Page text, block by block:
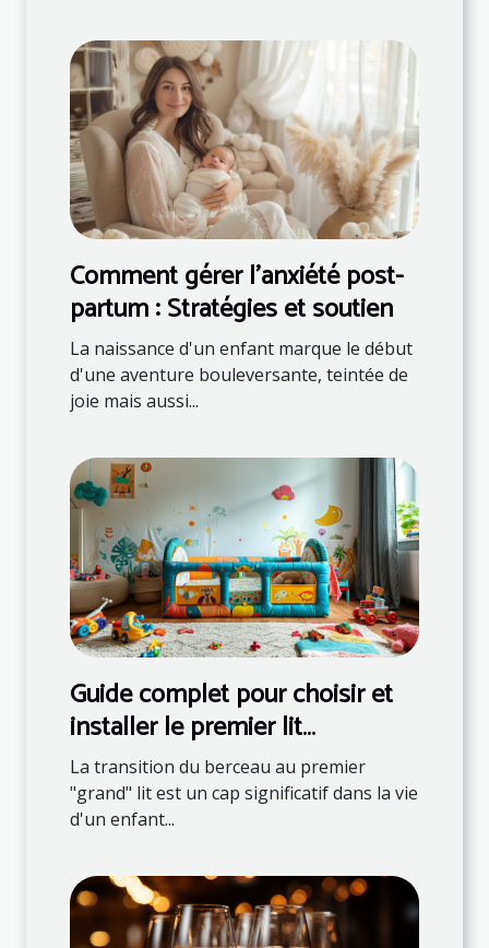
Comment gérer l'anxiété post-
partum : Stratégies et soutien
La naissance d'un enfant marque le début
d'une aventure bouleversante, teintée de
joie mais aussi...
Guide complet pour choisir et
installer le premier lit
transitionnel pour enfants
La transition du berceau au premier
"grand" lit est un cap significatif dans la vie
d'un enfant...